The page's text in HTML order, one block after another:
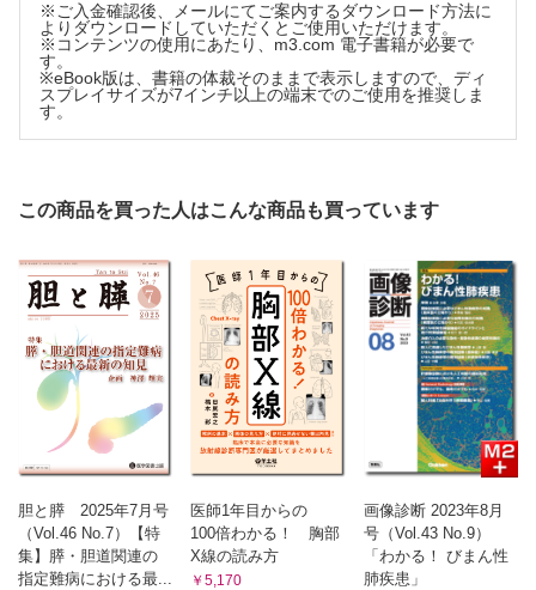
※ご入金確認後、メールにてご案内するダウンロード方法に
よりダウンロードしていただくとご使用いただけます。
※コンテンツの使用にあたり、m3.com 電子書籍が必要で
す。
※eBook版は、書籍の体裁そのままで表示しますので、ディ
スプレイサイズが7インチ以上の端末でのご使用を推奨しま
す。
この商品を買った人はこんな商品も買っています
胆と膵 2025年7月号
（Vol.46 No.7）【特
集】膵・胆道関連の
指定難病における最...
医師1年目からの
100倍わかる！ 胸部
X線の読み方
￥5,170
画像診断 2023年8月
号（Vol.43 No.9）
「わかる！ びまん性
肺疾患」